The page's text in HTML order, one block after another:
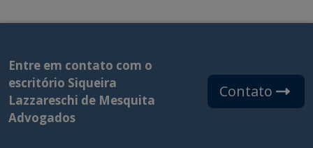
Entre em contato com o
escritório Siqueira
Lazzareschi de Mesquita
Advogados
Contato